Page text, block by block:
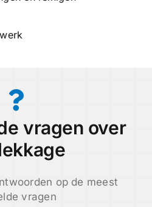
vragen over
op de meest
vragen